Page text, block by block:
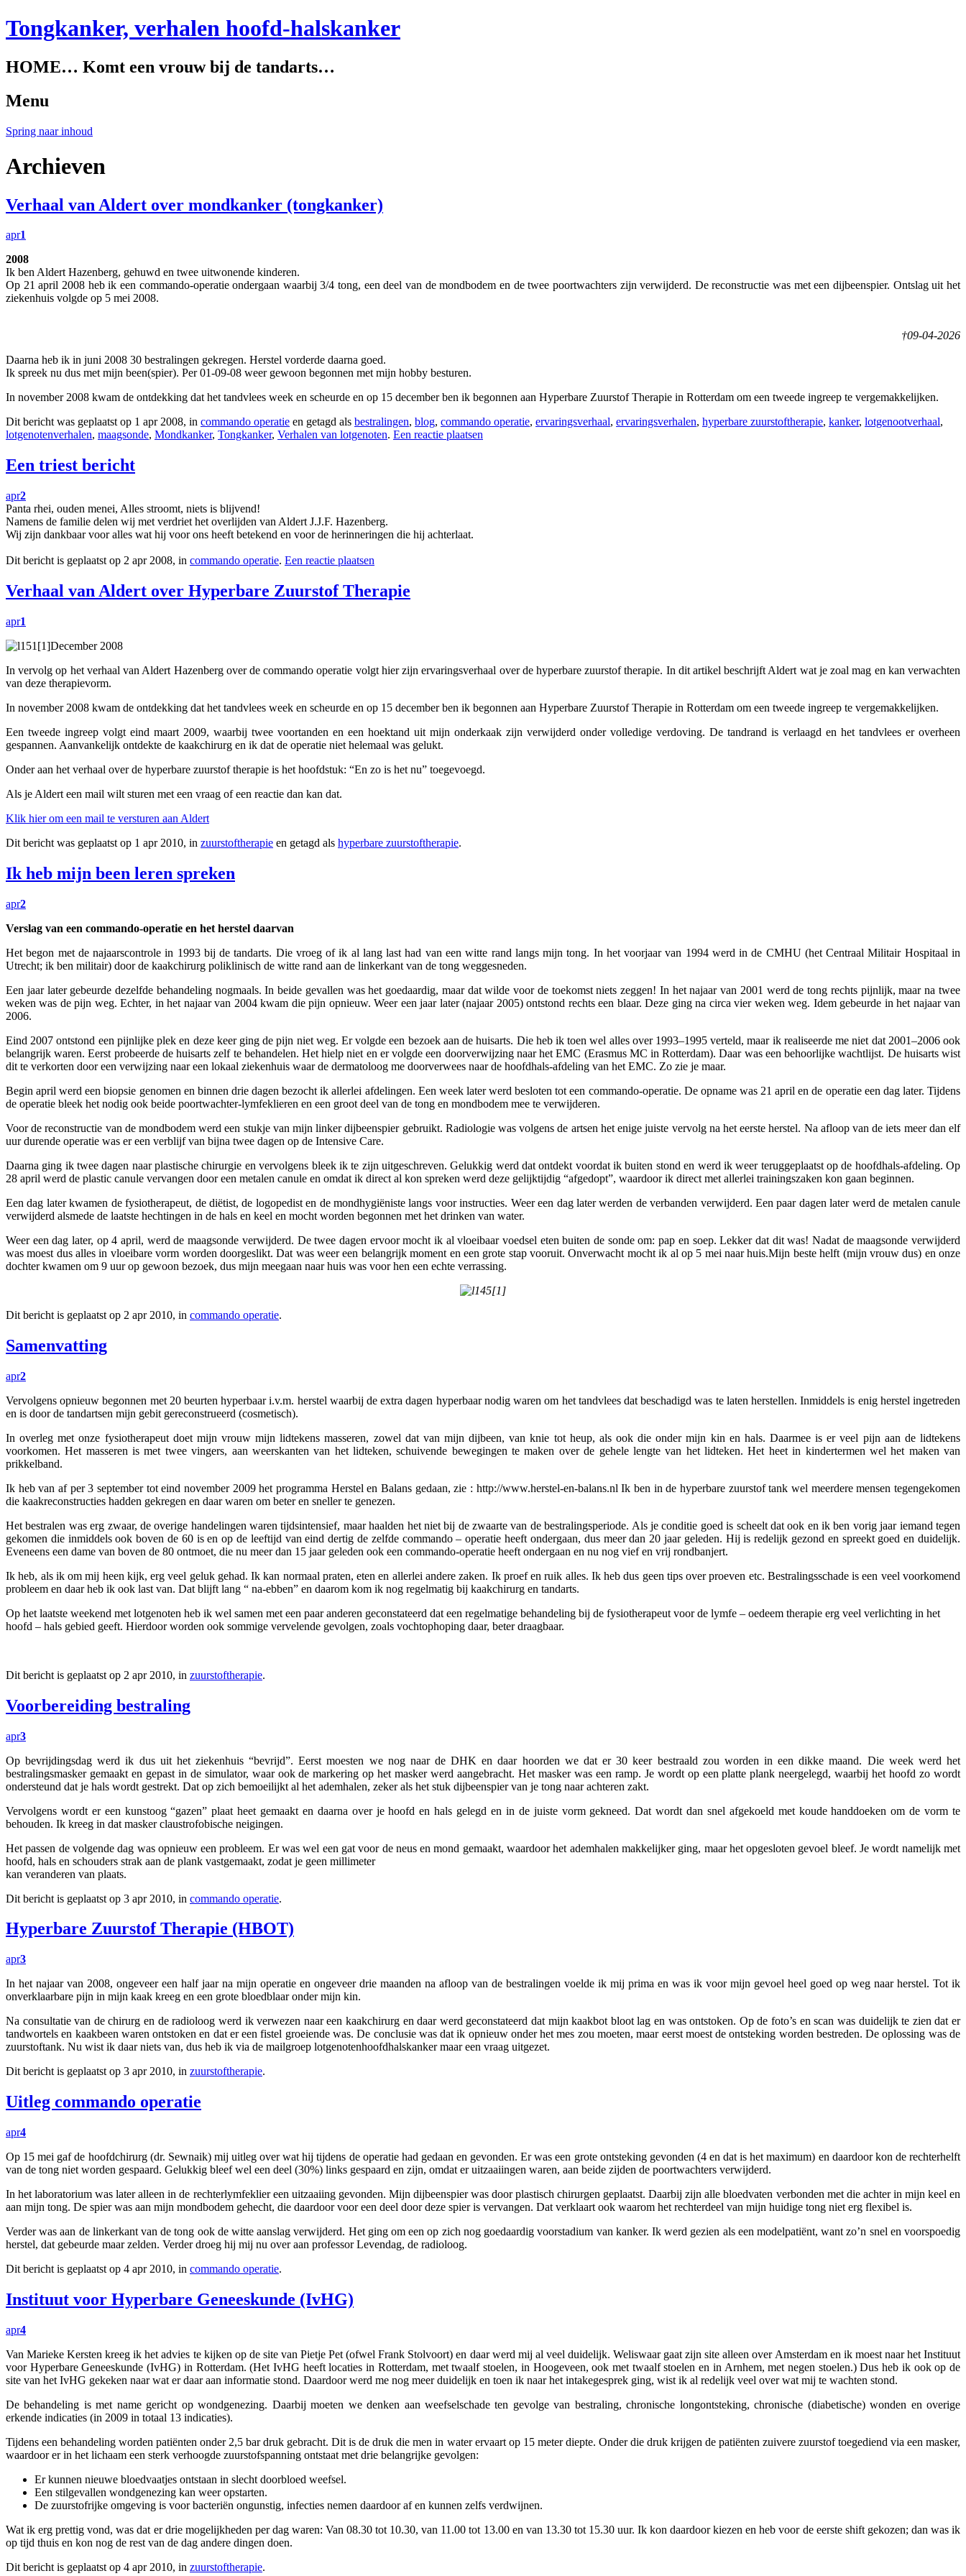
Tongkanker, verhalen hoofd-halskanker
HOME… Komt een vrouw bij de tandarts…
Menu
Spring naar inhoud
Archieven
Verhaal van Aldert over mondkanker (tongkanker)
apr1
2008
Ik ben Aldert Hazenberg, gehuwd en twee uitwonende kinderen.
Op 21 april 2008 heb ik een commando-operatie ondergaan waarbij 3/4 tong, een deel van de mondbodem en de twee poortwachters zijn verwijderd. De reconstructie was met een dijbeenspier. Ontslag uit het
ziekenhuis volgde op 5 mei 2008.
†09-04-2026
Daarna heb ik in juni 2008 30 bestralingen gekregen. Herstel vorderde daarna goed.
Ik spreek nu dus met mijn been(spier). Per 01-09-08 weer gewoon begonnen met mijn hobby besturen.
In november 2008 kwam de ontdekking dat het tandvlees week en scheurde en op 15 december ben ik begonnen aan Hyperbare Zuurstof Therapie in Rotterdam om een tweede ingreep te vergemakkelijken.
Dit bericht was geplaatst op 1 apr 2008, in commando operatie en getagd als bestralingen, blog, commando operatie, ervaringsverhaal, ervaringsverhalen, hyperbare zuurstoftherapie, kanker, lotgenootverhaal,
lotgenotenverhalen, maagsonde, Mondkanker, Tongkanker, Verhalen van lotgenoten. Een reactie plaatsen
Een triest bericht
apr2
Panta rhei, ouden menei, Alles stroomt, niets is blijvend!
Namens de familie delen wij met verdriet het overlijden van Aldert J.J.F. Hazenberg.
Wij zijn dankbaar voor alles wat hij voor ons heeft betekend en voor de herinneringen die hij achterlaat.
Dit bericht is geplaatst op 2 apr 2008, in commando operatie. Een reactie plaatsen
Verhaal van Aldert over Hyperbare Zuurstof Therapie
apr1
December 2008
In vervolg op het verhaal van Aldert Hazenberg over de commando operatie volgt hier zijn ervaringsverhaal over de hyperbare zuurstof therapie. In dit artikel beschrijft Aldert wat je zoal mag en kan verwachten
van deze therapievorm.
In november 2008 kwam de ontdekking dat het tandvlees week en scheurde en op 15 december ben ik begonnen aan Hyperbare Zuurstof Therapie in Rotterdam om een tweede ingreep te vergemakkelijken.
Een tweede ingreep volgt eind maart 2009, waarbij twee voortanden en een hoektand uit mijn onderkaak zijn verwijderd onder volledige verdoving. De tandrand is verlaagd en het tandvlees er overheen
gespannen. Aanvankelijk ontdekte de kaakchirurg en ik dat de operatie niet helemaal was gelukt.
Onder aan het verhaal over de hyperbare zuurstof therapie is het hoofdstuk: “En zo is het nu” toegevoegd.
Als je Aldert een mail wilt sturen met een vraag of een reactie dan kan dat.
Klik hier om een mail te versturen aan Aldert
Dit bericht was geplaatst op 1 apr 2010, in zuurstoftherapie en getagd als hyperbare zuurstoftherapie.
Ik heb mijn been leren spreken
apr2
Verslag van een commando-operatie en het herstel daarvan
Het begon met de najaarscontrole in 1993 bij de tandarts. Die vroeg of ik al lang last had van een witte rand langs mijn tong. In het voorjaar van 1994 werd in de CMHU (het Centraal Militair Hospitaal in
Utrecht; ik ben militair) door de kaakchirurg poliklinisch de witte rand aan de linkerkant van de tong weggesneden.
Een jaar later gebeurde dezelfde behandeling nogmaals. In beide gevallen was het goedaardig, maar dat wilde voor de toekomst niets zeggen! In het najaar van 2001 werd de tong rechts pijnlijk, maar na twee
weken was de pijn weg. Echter, in het najaar van 2004 kwam die pijn opnieuw. Weer een jaar later (najaar 2005) ontstond rechts een blaar. Deze ging na circa vier weken weg. Idem gebeurde in het najaar van
2006.
Eind 2007 ontstond een pijnlijke plek en deze keer ging de pijn niet weg. Er volgde een bezoek aan de huisarts. Die heb ik toen wel alles over 1993–1995 verteld, maar ik realiseerde me niet dat 2001–2006 ook
belangrijk waren. Eerst probeerde de huisarts zelf te behandelen. Het hielp niet en er volgde een doorverwijzing naar het EMC (Erasmus MC in Rotterdam). Daar was een behoorlijke wachtlijst. De huisarts wist
dit te verkorten door een verwijzing naar een lokaal ziekenhuis waar de dermatoloog me doorverwees naar de hoofdhals-afdeling van het EMC. Zo zie je maar.
Begin april werd een biopsie genomen en binnen drie dagen bezocht ik allerlei afdelingen. Een week later werd besloten tot een commando-operatie. De opname was 21 april en de operatie een dag later. Tijdens
de operatie bleek het nodig ook beide poortwachter-lymfeklieren en een groot deel van de tong en mondbodem mee te verwijderen.
Voor de reconstructie van de mondbodem werd een stukje van mijn linker dijbeenspier gebruikt. Radiologie was volgens de artsen het enige juiste vervolg na het eerste herstel. Na afloop van de iets meer dan elf
uur durende operatie was er een verblijf van bijna twee dagen op de Intensive Care.
Daarna ging ik twee dagen naar plastische chirurgie en vervolgens bleek ik te zijn uitgeschreven. Gelukkig werd dat ontdekt voordat ik buiten stond en werd ik weer teruggeplaatst op de hoofdhals-afdeling. Op
28 april werd de plastic canule vervangen door een metalen canule en omdat ik direct al kon spreken werd deze gelijktijdig “afgedopt”, waardoor ik direct met allerlei trainingszaken kon gaan beginnen.
Een dag later kwamen de fysiotherapeut, de diëtist, de logopedist en de mondhygiëniste langs voor instructies. Weer een dag later werden de verbanden verwijderd. Een paar dagen later werd de metalen canule
verwijderd alsmede de laatste hechtingen in de hals en keel en mocht worden begonnen met het drinken van water.
Weer een dag later, op 4 april, werd de maagsonde verwijderd. De twee dagen ervoor mocht ik al vloeibaar voedsel eten buiten de sonde om: pap en soep. Lekker dat dit was! Nadat de maagsonde verwijderd
was moest dus alles in vloeibare vorm worden doorgeslikt. Dat was weer een belangrijk moment en een grote stap vooruit. Onverwacht mocht ik al op 5 mei naar huis.Mijn beste helft (mijn vrouw dus) en onze
dochter kwamen om 9 uur op gewoon bezoek, dus mijn meegaan naar huis was voor hen een echte verrassing.
Dit bericht is geplaatst op 2 apr 2010, in commando operatie.
Samenvatting
apr2
Vervolgens opnieuw begonnen met 20 beurten hyperbaar i.v.m. herstel waarbij de extra dagen hyperbaar nodig waren om het tandvlees dat beschadigd was te laten herstellen. Inmiddels is enig herstel ingetreden
en is door de tandartsen mijn gebit gereconstrueerd (cosmetisch).
In overleg met onze fysiotherapeut doet mijn vrouw mijn lidtekens masseren, zowel dat van mijn dijbeen, van knie tot heup, als ook die onder mijn kin en hals. Daarmee is er veel pijn aan de lidtekens
voorkomen. Het masseren is met twee vingers, aan weerskanten van het lidteken, schuivende bewegingen te maken over de gehele lengte van het lidteken. Het heet in kindertermen wel het maken van
prikkelband.
Ik heb van af per 3 september tot eind november 2009 het programma Herstel en Balans gedaan, zie : http://www.herstel-en-balans.nl Ik ben in de hyperbare zuurstof tank wel meerdere mensen tegengekomen
die kaakreconstructies hadden gekregen en daar waren om beter en sneller te genezen.
Het bestralen was erg zwaar, de overige handelingen waren tijdsintensief, maar haalden het niet bij de zwaarte van de bestralingsperiode. Als je conditie goed is scheelt dat ook en ik ben vorig jaar iemand tegen
gekomen die inmiddels ook boven de 60 is en op de leeftijd van eind dertig de zelfde commando – operatie heeft ondergaan, dus meer dan 20 jaar geleden. Hij is redelijk gezond en spreekt goed en duidelijk.
Eveneens een dame van boven de 80 ontmoet, die nu meer dan 15 jaar geleden ook een commando-operatie heeft ondergaan en nu nog vief en vrij rondbanjert.
Ik heb, als ik om mij heen kijk, erg veel geluk gehad. Ik kan normaal praten, eten en allerlei andere zaken. Ik proef en ruik alles. Ik heb dus geen tips over proeven etc. Bestralingsschade is een veel voorkomend
probleem en daar heb ik ook last van. Dat blijft lang “ na-ebben” en daarom kom ik nog regelmatig bij kaakchirurg en tandarts.
Op het laatste weekend met lotgenoten heb ik wel samen met een paar anderen geconstateerd dat een regelmatige behandeling bij de fysiotherapeut voor de lymfe – oedeem therapie erg veel verlichting in het
hoofd – hals gebied geeft. Hierdoor worden ook sommige vervelende gevolgen, zoals vochtophoping daar, beter draagbaar.
Dit bericht is geplaatst op 2 apr 2010, in zuurstoftherapie.
Voorbereiding bestraling
apr3
Op bevrijdingsdag werd ik dus uit het ziekenhuis “bevrijd”. Eerst moesten we nog naar de DHK en daar hoorden we dat er 30 keer bestraald zou worden in een dikke maand. Die week werd het
bestralingsmasker gemaakt en gepast in de simulator, waar ook de markering op het masker werd aangebracht. Het masker was een ramp. Je wordt op een platte plank neergelegd, waarbij het hoofd zo wordt
ondersteund dat je hals wordt gestrekt. Dat op zich bemoeilijkt al het ademhalen, zeker als het stuk dijbeenspier van je tong naar achteren zakt.
Vervolgens wordt er een kunstoog “gazen” plaat heet gemaakt en daarna over je hoofd en hals gelegd en in de juiste vorm gekneed. Dat wordt dan snel afgekoeld met koude handdoeken om de vorm te
behouden. Ik kreeg in dat masker claustrofobische neigingen.
Het passen de volgende dag was opnieuw een probleem. Er was wel een gat voor de neus en mond gemaakt, waardoor het ademhalen makkelijker ging, maar het opgesloten gevoel bleef. Je wordt namelijk met
hoofd, hals en schouders strak aan de plank vastgemaakt, zodat je geen millimeter
kan veranderen van plaats.
Dit bericht is geplaatst op 3 apr 2010, in commando operatie.
Hyperbare Zuurstof Therapie (HBOT)
apr3
In het najaar van 2008, ongeveer een half jaar na mijn operatie en ongeveer drie maanden na afloop van de bestralingen voelde ik mij prima en was ik voor mijn gevoel heel goed op weg naar herstel. Tot ik
onverklaarbare pijn in mijn kaak kreeg en een grote bloedblaar onder mijn kin.
Na consultatie van de chirurg en de radioloog werd ik verwezen naar een kaakchirurg en daar werd geconstateerd dat mijn kaakbot bloot lag en was ontstoken. Op de foto’s en scan was duidelijk te zien dat er
tandwortels en kaakbeen waren ontstoken en dat er een fistel groeiende was. De conclusie was dat ik opnieuw onder het mes zou moeten, maar eerst moest de ontsteking worden bestreden. De oplossing was de
zuurstoftank. Nu wist ik daar niets van, dus heb ik via de mailgroep lotgenotenhoofdhalskanker maar een vraag uitgezet.
Dit bericht is geplaatst op 3 apr 2010, in zuurstoftherapie.
Uitleg commando operatie
apr4
Op 15 mei gaf de hoofdchirurg (dr. Sewnaik) mij uitleg over wat hij tijdens de operatie had gedaan en gevonden. Er was een grote ontsteking gevonden (4 en dat is het maximum) en daardoor kon de rechterhelft
van de tong niet worden gespaard. Gelukkig bleef wel een deel (30%) links gespaard en zijn, omdat er uitzaaiingen waren, aan beide zijden de poortwachters verwijderd.
In het laboratorium was later alleen in de rechterlymfeklier een uitzaaiing gevonden. Mijn dijbeenspier was door plastisch chirurgen geplaatst. Daarbij zijn alle bloedvaten verbonden met die achter in mijn keel en
aan mijn tong. De spier was aan mijn mondbodem gehecht, die daardoor voor een deel door deze spier is vervangen. Dat verklaart ook waarom het rechterdeel van mijn huidige tong niet erg flexibel is.
Verder was aan de linkerkant van de tong ook de witte aanslag verwijderd. Het ging om een op zich nog goedaardig voorstadium van kanker. Ik werd gezien als een modelpatiënt, want zo’n snel en voorspoedig
herstel, dat gebeurde maar zelden. Verder droeg hij mij nu over aan professor Levendag, de radioloog.
Dit bericht is geplaatst op 4 apr 2010, in commando operatie.
Instituut voor Hyperbare Geneeskunde (IvHG)
apr4
Van Marieke Kersten kreeg ik het advies te kijken op de site van Pietje Pet (ofwel Frank Stolvoort) en daar werd mij al veel duidelijk. Weliswaar gaat zijn site alleen over Amsterdam en ik moest naar het Instituut
voor Hyperbare Geneeskunde (IvHG) in Rotterdam. (Het IvHG heeft locaties in Rotterdam, met twaalf stoelen, in Hoogeveen, ook met twaalf stoelen en in Arnhem, met negen stoelen.) Dus heb ik ook op de
site van het IvHG gekeken naar wat er daar aan informatie stond. Daardoor werd me nog meer duidelijk en toen ik naar het intakegesprek ging, wist ik al redelijk veel over wat mij te wachten stond.
De behandeling is met name gericht op wondgenezing. Daarbij moeten we denken aan weefselschade ten gevolge van bestraling, chronische longontsteking, chronische (diabetische) wonden en overige
erkende indicaties (in 2009 in totaal 13 indicaties).
Tijdens een behandeling worden patiënten onder 2,5 bar druk gebracht. Dit is de druk die men in water ervaart op 15 meter diepte. Onder die druk krijgen de patiënten zuivere zuurstof toegediend via een masker,
waardoor er in het lichaam een sterk verhoogde zuurstofspanning ontstaat met drie belangrijke gevolgen:
Er kunnen nieuwe bloedvaatjes ontstaan in slecht doorbloed weefsel.
Een stilgevallen wondgenezing kan weer opstarten.
De zuurstofrijke omgeving is voor bacteriën ongunstig, infecties nemen daardoor af en kunnen zelfs verdwijnen.
Wat ik erg prettig vond, was dat er drie mogelijkheden per dag waren: Van 08.30 tot 10.30, van 11.00 tot 13.00 en van 13.30 tot 15.30 uur. Ik kon daardoor kiezen en heb voor de eerste shift gekozen; dan was ik
op tijd thuis en kon nog de rest van de dag andere dingen doen.
Dit bericht is geplaatst op 4 apr 2010, in zuurstoftherapie.